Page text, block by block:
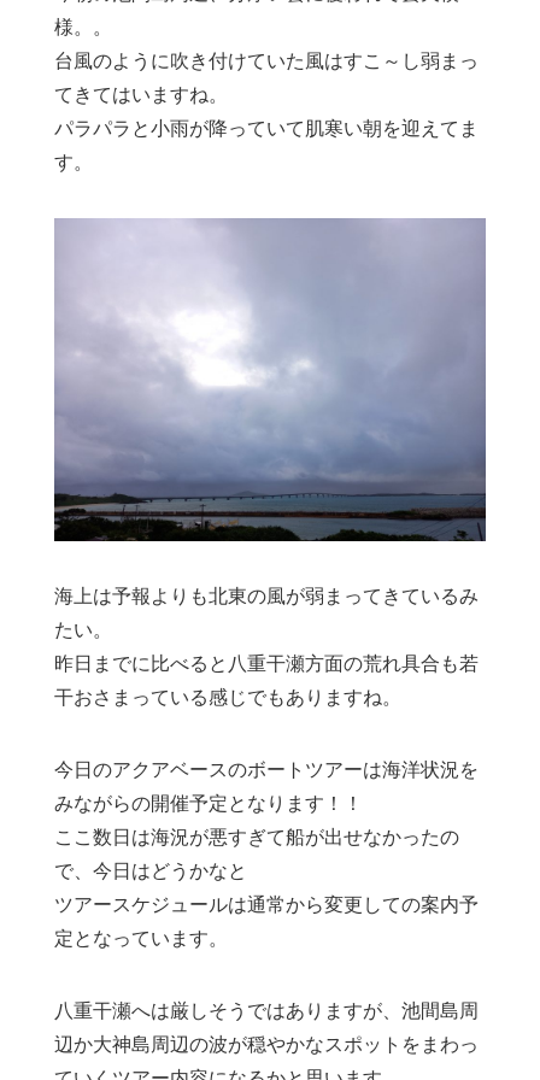
様。。
台風のように吹き付けていた風はすこ～し弱まっ
てきてはいますね。
パラパラと小雨が降っていて肌寒い朝を迎えてま
す。
海上は予報よりも北東の風が弱まってきているみ
たい。
昨日までに比べると八重干瀬方面の荒れ具合も若
干おさまっている感じでもありますね。
今日のアクアベースのボートツアーは海洋状況を
みながらの開催予定となります！！
ここ数日は海況が悪すぎて船が出せなかったの
で、今日はどうかなと
ツアースケジュールは通常から変更しての案内予
定となっています。
八重干瀬へは厳しそうではありますが、池間島周
辺か大神島周辺の波が穏やかなスポットをまわっ